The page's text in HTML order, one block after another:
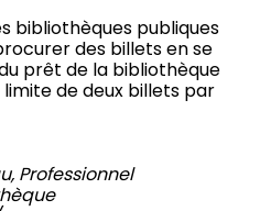
bibliothèques publiques
des billets en se
prêt de la bibliothèque
de deux billets par
Professionnel